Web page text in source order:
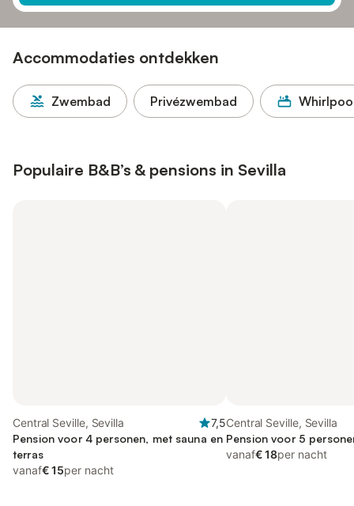
Accommodaties ontdekken
Zwembad Privézwembad
Populaire B&B’s & pensions in Sevilla
Central Seville, Sevilla
7,5
Pension voor 4 personen, met sauna en
terras
vanaf€ 15per nacht
Central Seville, Sevilla
Pension voor 5
vanaf€ 18per nacht